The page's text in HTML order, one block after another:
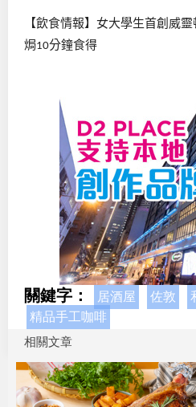
【飲食情報】女大學生首創威
焗10分鐘食得
關鍵字： 居酒屋 佐敦
精品手工咖啡
相關文章